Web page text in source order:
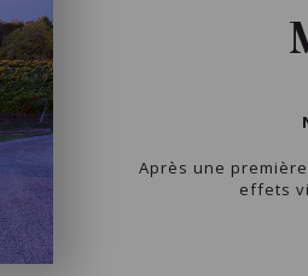
Après une
effets